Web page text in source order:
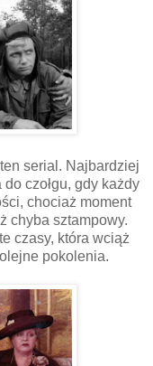
serial. Najbardziej
czołgu, gdy każdy
chociaż moment
chyba sztampowy.
czasy, która wciąż
pokolenia.